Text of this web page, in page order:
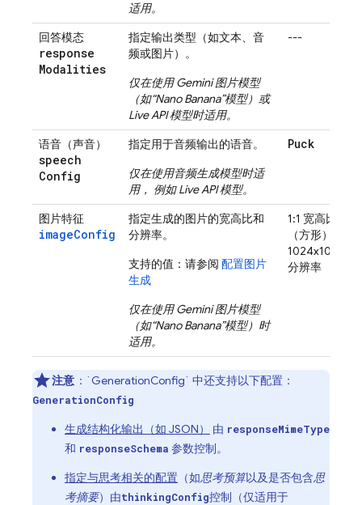
适用。
回答模态
response
Modalities
指定输出类型（如文本、音
频或图片）。
仅在使用Gemini图片模型
（如“Nano Banana”模型）或
Live API模型时适用。
---
语音（声音）
speech
Config
指定用于音频输出的语音。
仅在使用音频生成模型时适
用， 例如Live API模型。
Puck
图片特征
imageConfig
指定生成的图片的宽高比和
分辨率。
支持的值：请参阅 配置图片
生成
仅在使用Gemini图片模型
（如“Nano Banana”模型）时
适用。
1:1 宽高比
（方形）
1024x1024
分辨率
注意 ：`GenerationConfig` 中还支持以下配置：
GenerationConfig
生成结构化输出（如 JSON） 由 responseMimeType
和 responseSchema 参数控制。
指定与思考相关的配置 （如思考预算以及是否包含思
考摘要）由thinkingConfig控制（仅适用于